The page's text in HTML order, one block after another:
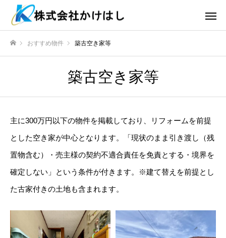
おすすめ物件 築古空き家等
築古空き家等
主に300万円以下の物件を掲載しており、リフォームを前提
とした空き家が中心となります。「現状のまま引き渡し（残
置物含む）・売主様の契約不適合責任を免責とする・境界を
確定しない」という条件が付きます。※建て替えを前提とし
た古家付きの土地も含まれます。